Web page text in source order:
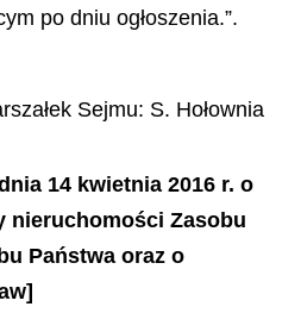
po dniu ogłoszenia.”.
Sejmu: S. Hołownia
14 kwietnia 2016 r. o
nieruchomości Zasobu
Państwa oraz o